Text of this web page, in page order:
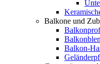
Balkone und
Balkon-